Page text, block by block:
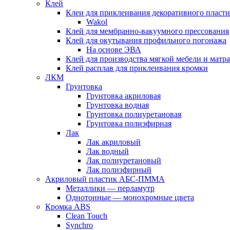
Клей
Клеи для приклеивания декоративного
Wakol
Клей для мембранно-вакуумного прессования
Клей для окутывания профильного погонажа
На основе ЭВА
Клей для производства мягкой мебели и
Клей расплав для приклеивания кромки
ЛКМ
Грунтовка
Грунтовка акриловая
Грунтовка водная
Грунтовка полиуретановая
Грунтовка полиэфирная
Лак
Лак акриловый
Лак водный
Лак полиуретановый
Лак полиэфирный
Акриловый пластик АБС-ПММА
Металлики — перламутр
Однотонные — монохромные цвета
Кромка ABS
Clean Touch
Synchro